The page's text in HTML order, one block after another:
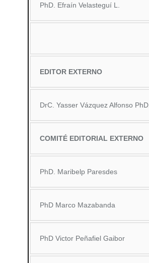
PhD. Efraín Velasteguí L.
EDITOR EXTERNO
DrC. Yasser Vázquez Alfonso PhD.
COMITÉ EDITORIAL EXTERNO
PhD. Maribelp Paresdes
PhD Marco Mazabanda
PhD Victor Peñafiel Gaibor